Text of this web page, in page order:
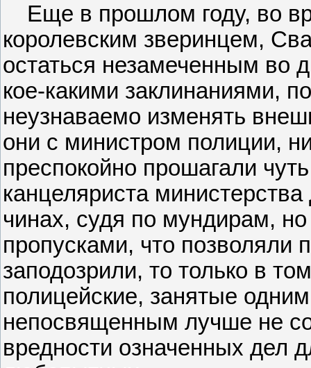
Еще в прошлом году, во
королевским зверинцем,
остаться незамеченным во
кое-какими заклинаниями,
неузнаваемо изменять
они с министром полиции,
преспокойно прошагали
канцеляриста
чинах, судя по мундирам,
пропусками, что позволяли
заподозрили, то только в
полицейские, занятые
непосвященным лучше не
вредности означенных дел